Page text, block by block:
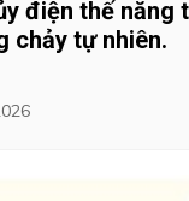
điện thế năng
chảy tự nhiên.